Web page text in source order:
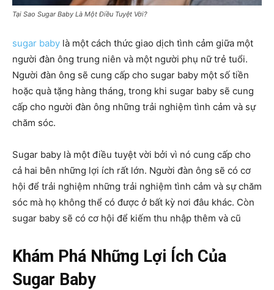
Tại Sao Sugar Baby Là Một Điều Tuyệt Vời?
sugar baby là một cách thức giao dịch tình cảm giữa một
người đàn ông trung niên và một người phụ nữ trẻ tuổi.
Người đàn ông sẽ cung cấp cho sugar baby một số tiền
hoặc quà tặng hàng tháng, trong khi sugar baby sẽ cung
cấp cho người đàn ông những trải nghiệm tình cảm và sự
chăm sóc.
Sugar baby là một điều tuyệt vời bởi vì nó cung cấp cho
cả hai bên những lợi ích rất lớn. Người đàn ông sẽ có cơ
hội để trải nghiệm những trải nghiệm tình cảm và sự chăm
sóc mà họ không thể có được ở bất kỳ nơi đâu khác. Còn
sugar baby sẽ có cơ hội để kiếm thu nhập thêm và cũ
Khám Phá Những Lợi Ích Của
Sugar Baby